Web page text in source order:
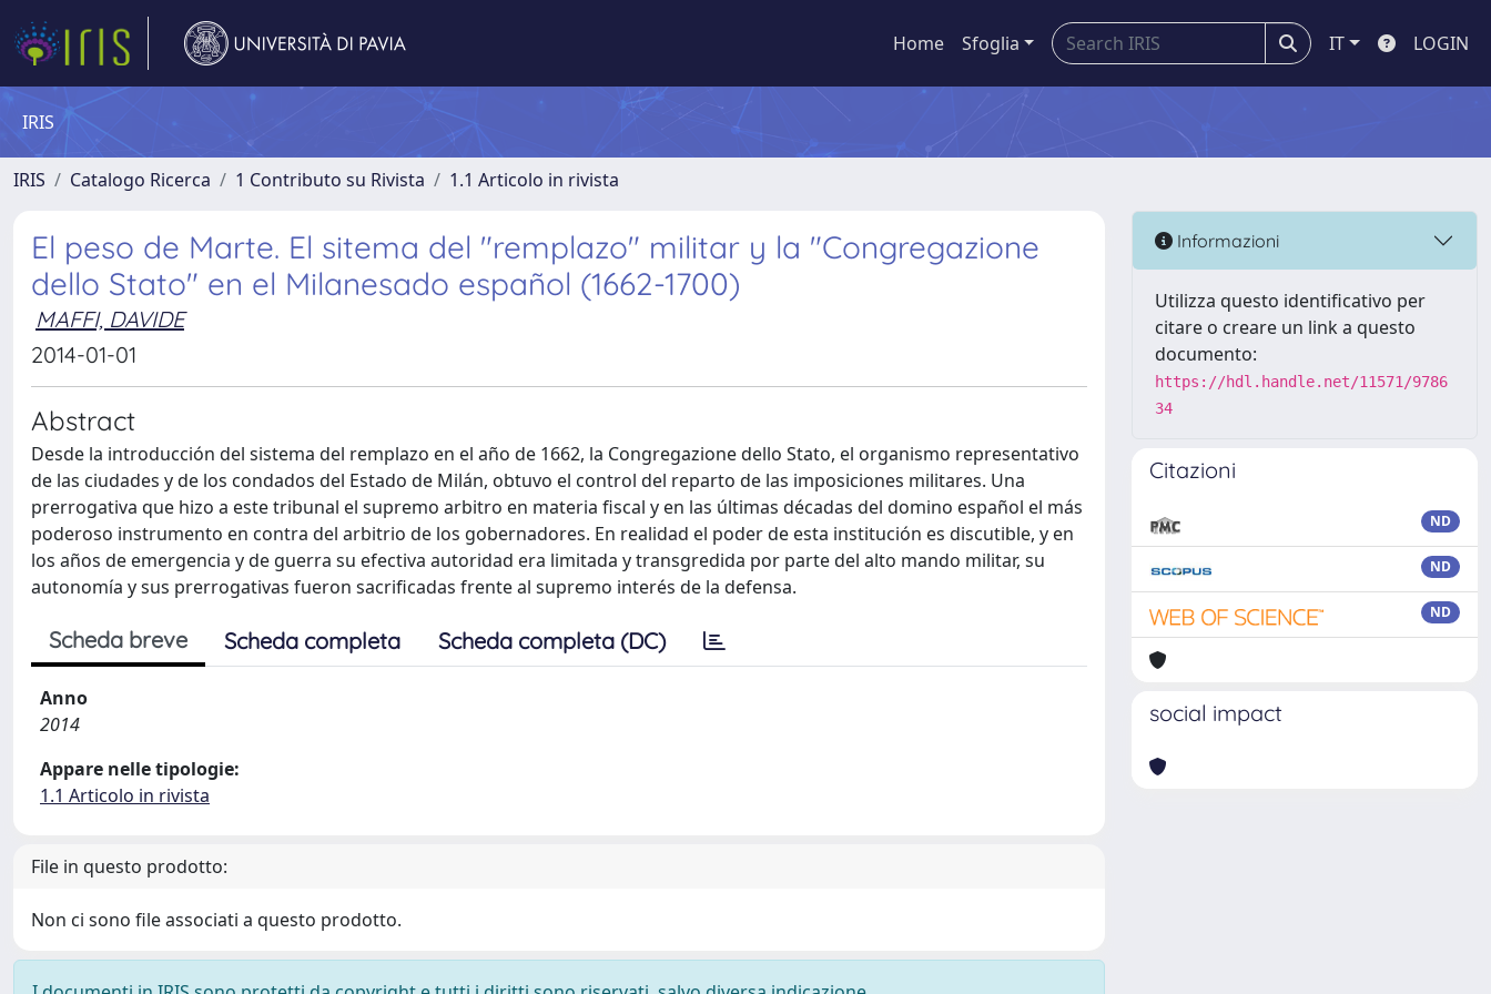
Home Sfoglia IT LOGIN
IRIS
IRIS Catalogo Ricerca 1 Contributo su Rivista 1.1 Articolo in rivista
El peso de Marte. El sitema del "remplazo" militar y la "Congregazione
dello Stato" en el Milanesado español (1662-1700)
MAFFI, DAVIDE
2014-01-01
Abstract
Desde la introducción del sistema del remplazo en el año de 1662, la Congregazione dello Stato, el organismo representativo
de las ciudades y de los condados del Estado de Milán, obtuvo el control del reparto de las imposiciones militares. Una
prerrogativa que hizo a este tribunal el supremo arbitro en materia fiscal y en las últimas décadas del domino español el más
poderoso instrumento en contra del arbitrio de los gobernadores. En realidad el poder de esta institución es discutible, y en
los años de emergencia y de guerra su efectiva autoridad era limitada y transgredida por parte del alto mando militar, su
autonomía y sus prerrogativas fueron sacrificadas frente al supremo interés de la defensa.
Scheda breve Scheda completa Scheda completa (DC)
Anno
2014
Appare nelle tipologie:
1.1 Articolo in rivista
File in questo prodotto:
Non ci sono file associati a questo prodotto.
Informazioni
Utilizza questo identificativo per
citare o creare un link a questo
documento:
https://hdl.handle.net/11571/9786
34
Citazioni
ND
ND
ND
social impact